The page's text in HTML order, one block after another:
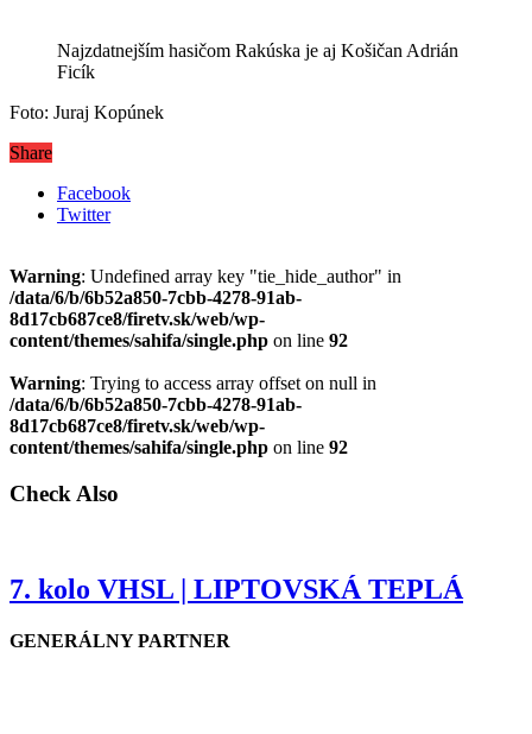
Najzdatnejším hasičom Rakúska je aj Košičan Adrián
Ficík
Foto: Juraj Kopúnek
Share
Facebook
Twitter
Warning: Undefined array key "tie_hide_author" in
/data/6/b/6b52a850-7cbb-4278-91ab-
8d17cb687ce8/firetv.sk/web/wp-
content/themes/sahifa/single.php on line 92
Warning: Trying to access array offset on null in
/data/6/b/6b52a850-7cbb-4278-91ab-
8d17cb687ce8/firetv.sk/web/wp-
content/themes/sahifa/single.php on line 92
Check Also
7. kolo VHSL | LIPTOVSKÁ TEPLÁ
GENERÁLNY PARTNER